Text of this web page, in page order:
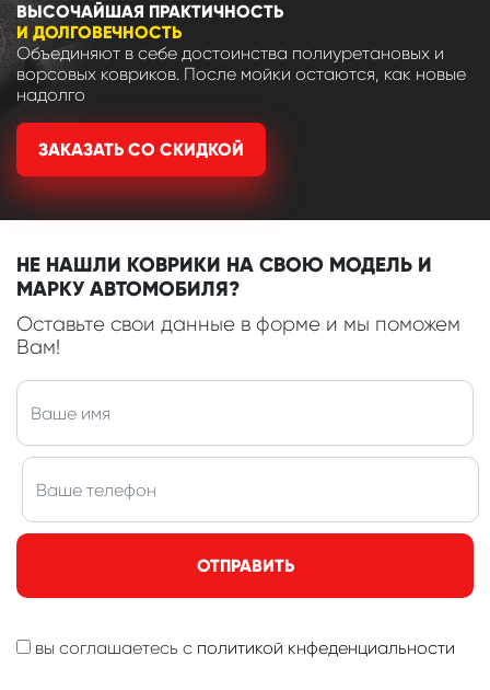
ВЫСОЧАЙШАЯ ПРАКТИЧНОСТЬ
И ДОЛГОВЕЧНОСТЬ
Объединяют в себе достоинства полиуретановых и
ворсовых ковриков. После мойки остаются, как новые
надолго
ЗАКАЗАТЬ СО СКИДКОЙ
НЕ НАШЛИ КОВРИКИ НА СВОЮ МОДЕЛЬ И
МАРКУ АВТОМОБИЛЯ?
Оставьте свои данные в форме и мы поможем
Вам!
ОТПРАВИТЬ
вы соглашаетесь с политикой кнфеденциальности